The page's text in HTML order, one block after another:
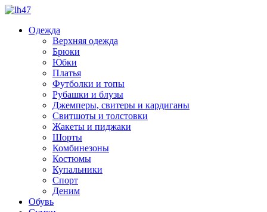
Одежда
Верхняя одежда
Брюки
Юбки
Платья
Футболки и топы
Рубашки и блузы
Джемперы, свитеры и кардиганы
Свитшоты и толстовки
Жакеты и пиджаки
Шорты
Комбинезоны
Костюмы
Купальники
Спорт
Деним
Обувь